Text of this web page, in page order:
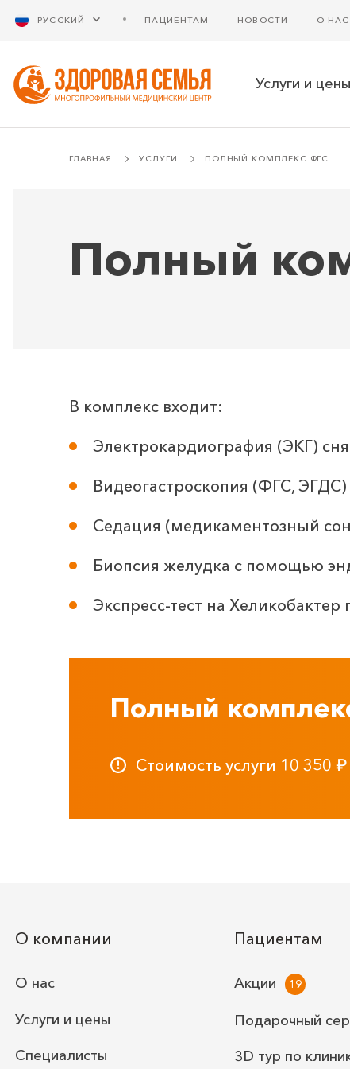
РУССКИЙ ПАЦИЕНТАМ НОВОСТИ О НАС
Услуги и цены
ГЛАВНАЯ УСЛУГИ ПОЛНЫЙ КОМПЛЕКС ФГС
Полный
В комплекс входит:
Электрокардиография (ЭКГ)
Видеогастроскопия (ФГС, ЭГДС)
Седация (медикаментозный
Биопсия желудка с помощью
Экспресс-тест на
Полный
Стоимость услуги 10 350 ₽
О компании
О нас
Услуги и цены
Специалисты
Пациентам
Акции
Подарочный
3D тур по